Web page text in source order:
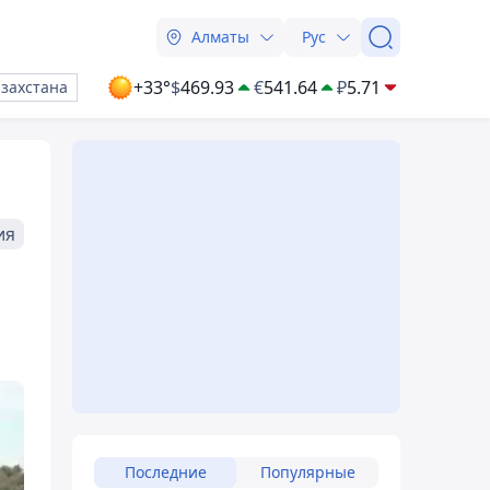
Алматы Рус
+33°$469.93 €541.64 ₽5.71
Последние Популярные